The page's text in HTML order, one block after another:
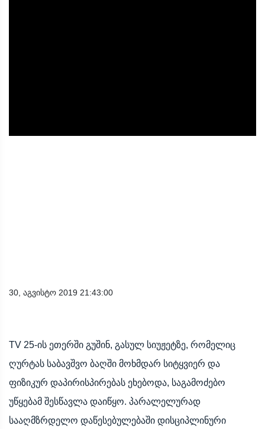
30, აგვისტო 2019 21:43:00
TV 25-ის ეთერში გუშინ, გასულ სიუჟეტზე, რომელიც
ღურტას საბავშვო ბაღში მოხმდარ სიტყვიერ და
ფიზიკურ დაპირისპირებას ეხებოდა, საგამოძებო
უწყებამ შესწავლა დაიწყო. პარალელურად
სააღმზრდელო დაწესებულებაში დისციპლინური